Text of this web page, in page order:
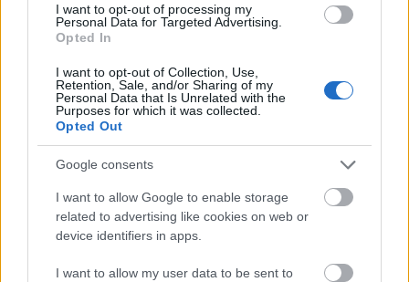
I want to opt-out of processing my
Personal Data for Targeted Advertising.
Opted In
I want to opt-out of Collection, Use,
Retention, Sale, and/or Sharing of my
Personal Data that Is Unrelated with the
Purposes for which it was collected.
Opted Out
Google consents
I want to allow Google to enable storage
related to advertising like cookies on web or
device identifiers in apps.
I want to allow my user data to be sent to